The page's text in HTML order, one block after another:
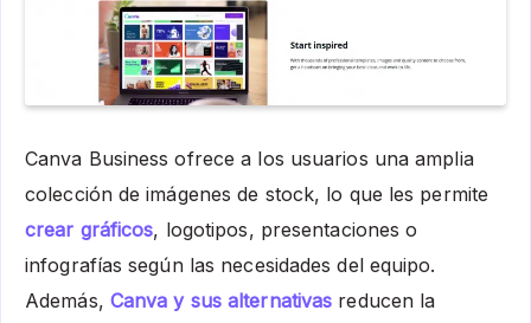
Canva Business ofrece a los usuarios una amplia
colección de imágenes de stock, lo que les permite
crear gráficos, logotipos, presentaciones o
infografías según las necesidades del equipo.
Además, Canva y sus alternativas reducen la